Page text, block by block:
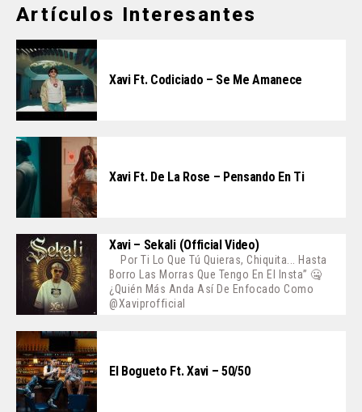
Artículos Interesantes
Xavi Ft. Codiciado – Se Me Amanece
Xavi Ft. De La Rose – Pensando En Ti
Xavi – Sekali (Official Video)
Por Ti Lo Que Tú Quieras, Chiquita... Hasta
Borro Las Morras Que Tengo En El Insta” 🤐
¿Quién Más Anda Así De Enfocado Como
@xaviprofficial
El Bogueto Ft. Xavi – 50/50